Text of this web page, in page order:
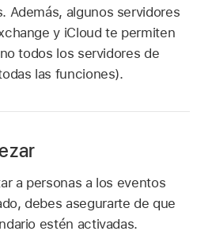
Además, algunos servidores
y iCloud te permiten
todos los servidores de
las funciones).
a personas a los eventos
debes asegurarte de que
estén activadas.